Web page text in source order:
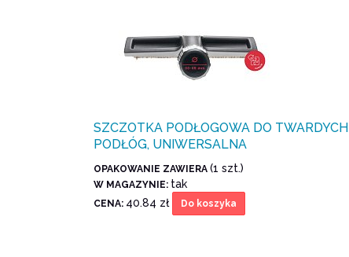
SZCZOTKA PODŁOGOWA DO TWARDYCH
PODŁÓG, UNIWERSALNA
OPAKOWANIE ZAWIERA (1 szt.)
W MAGAZYNIE: tak
CENA: 40.84 zł Do koszyka